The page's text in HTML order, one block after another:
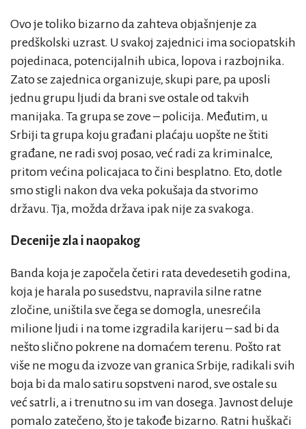
Ovo je toliko bizarno da zahteva objašnjenje za
predškolski uzrast. U svakoj zajednici ima sociopatskih
pojedinaca, potencijalnih ubica, lopova i razbojnika.
Zato se zajednica organizuje, skupi pare, pa uposli
jednu grupu ljudi da brani sve ostale od takvih
manijaka. Ta grupa se zove – policija. Međutim, u
Srbiji ta grupa koju građani plaćaju uopšte ne štiti
građane, ne radi svoj posao, već radi za kriminalce,
pritom većina policajaca to čini besplatno. Eto, dotle
smo stigli nakon dva veka pokušaja da stvorimo
državu. Tja, možda država ipak nije za svakoga.
Decenije zla i naopakog
Banda koja je započela četiri rata devedesetih godina,
koja je harala po susedstvu, napravila silne ratne
zločine, uništila sve čega se domogla, unesrećila
milione ljudi i na tome izgradila karijeru – sad bi da
nešto slično pokrene na domaćem terenu. Pošto rat
više ne mogu da izvoze van granica Srbije, radikali svih
boja bi da malo satiru sopstveni narod, sve ostale su
već satrli, a i trenutno su im van dosega. Javnost deluje
pomalo zatečeno, što je takođe bizarno. Ratni huškači